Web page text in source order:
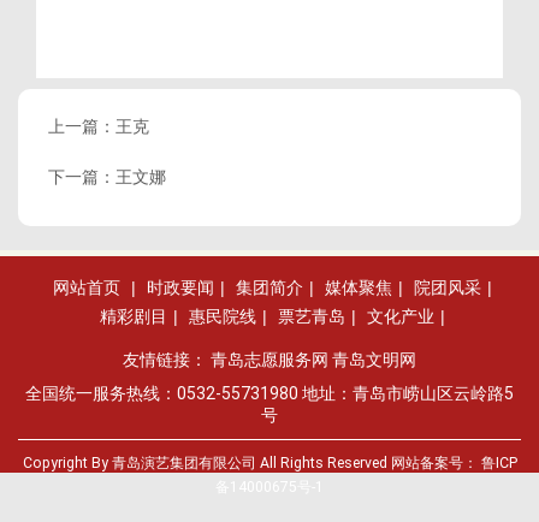
上一篇： 王克
下一篇： 王文娜
网站首页 | 时政要闻 | 集团简介 | 媒体聚焦 | 院团风采 |
精彩剧目 | 惠民院线 | 票艺青岛 | 文化产业 |
友情链接： 青岛志愿服务网 青岛文明网
全国统一服务热线：0532-55731980 地址：青岛市崂山区云岭路5
号
Copyright By 青岛演艺集团有限公司 All Rights Reserved 网站备案号： 鲁ICP